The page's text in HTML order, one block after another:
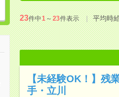
23件中1～23件表示 平均時
【未経験OK！】残
手・立川